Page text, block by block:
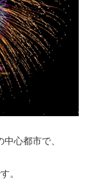
心都市で、
。